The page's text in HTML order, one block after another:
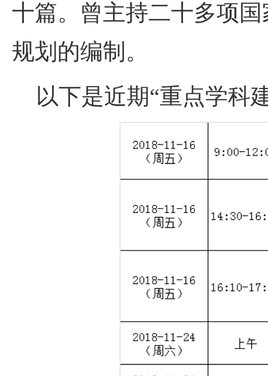
十篇。曾主持二十多项
规划的编制。
以下是近期“重点学科